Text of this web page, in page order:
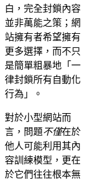
白，完全封鎖內容
並非萬能之策；網
站擁有者希望擁有
更多選擇，而不只
是簡單粗暴地「一
律封鎖所有自動化
行為」。
對於小型網站而
言，問題不僅在於
他人可能利用其內
容訓練模型，更在
於它們往往根本無